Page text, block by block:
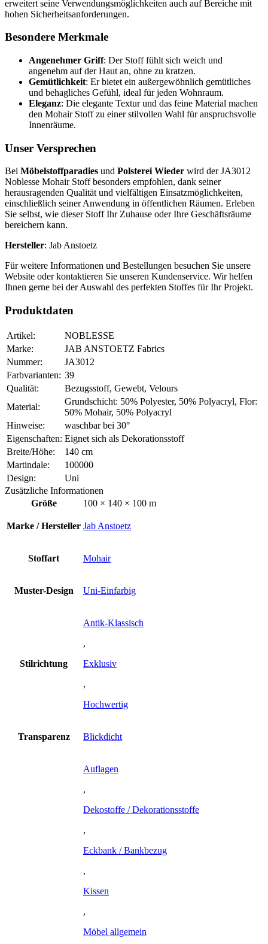
erweitert seine Verwendungsmöglichkeiten auch auf Bereiche mit
hohen Sicherheitsanforderungen.
Besondere Merkmale
Angenehmer Griff: Der Stoff fühlt sich weich und
angenehm auf der Haut an, ohne zu kratzen.
Gemütlichkeit: Er bietet ein außergewöhnlich gemütliches
und behagliches Gefühl, ideal für jeden Wohnraum.
Eleganz: Die elegante Textur und das feine Material machen
den Mohair Stoff zu einer stilvollen Wahl für anspruchsvolle
Innenräume.
Unser Versprechen
Bei Möbelstoffparadies und Polsterei Wieder wird der JA3012
Noblesse Mohair Stoff besonders empfohlen, dank seiner
herausragenden Qualität und vielfältigen Einsatzmöglichkeiten,
einschließlich seiner Anwendung in öffentlichen Räumen. Erleben
Sie selbst, wie dieser Stoff Ihr Zuhause oder Ihre Geschäftsräume
bereichern kann.
Hersteller: Jab Anstoetz
Für weitere Informationen und Bestellungen besuchen Sie unsere
Website oder kontaktieren Sie unseren Kundenservice. Wir helfen
Ihnen gerne bei der Auswahl des perfekten Stoffes für Ihr Projekt.
Produktdaten
Artikel:
NOBLESSE
Marke:
JAB ANSTOETZ Fabrics
Nummer:
JA3012
Farbvarianten: 39
Qualität:
Bezugsstoff, Gewebt, Velours
Material:
Grundschicht: 50% Polyester, 50% Polyacryl, Flor:
50% Mohair, 50% Polyacryl
Hinweise:
waschbar bei 30°
Eigenschaften: Eignet sich als Dekorationsstoff
Breite/Höhe:
140 cm
Martindale:
100000
Design:
Uni
Zusätzliche Informationen
Größe
100 × 140 × 100 m
Marke / Hersteller Jab Anstoetz
Stoffart Mohair
Muster-Design Uni-Einfarbig
Stilrichtung
Antik-Klassisch
,
Exklusiv
,
Hochwertig
Transparenz Blickdicht
Auflagen
,
Dekostoffe / Dekorationsstoffe
,
Eckbank / Bankbezug
,
Kissen
,
Möbel allgemein